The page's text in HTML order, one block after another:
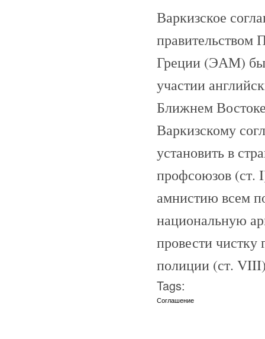
Варкизское
правительством
Греции (ЭАМ)
участии
Ближнем
Варкизскому
установить в
профсоюзов (ст.
амнистию всем
национальную
провести чистку
полиции (ст.
Tags:
Соглашение